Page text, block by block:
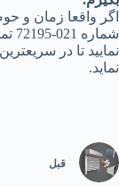
اگر واقعا زمان و
نمایید تا در
نماید.
قبل